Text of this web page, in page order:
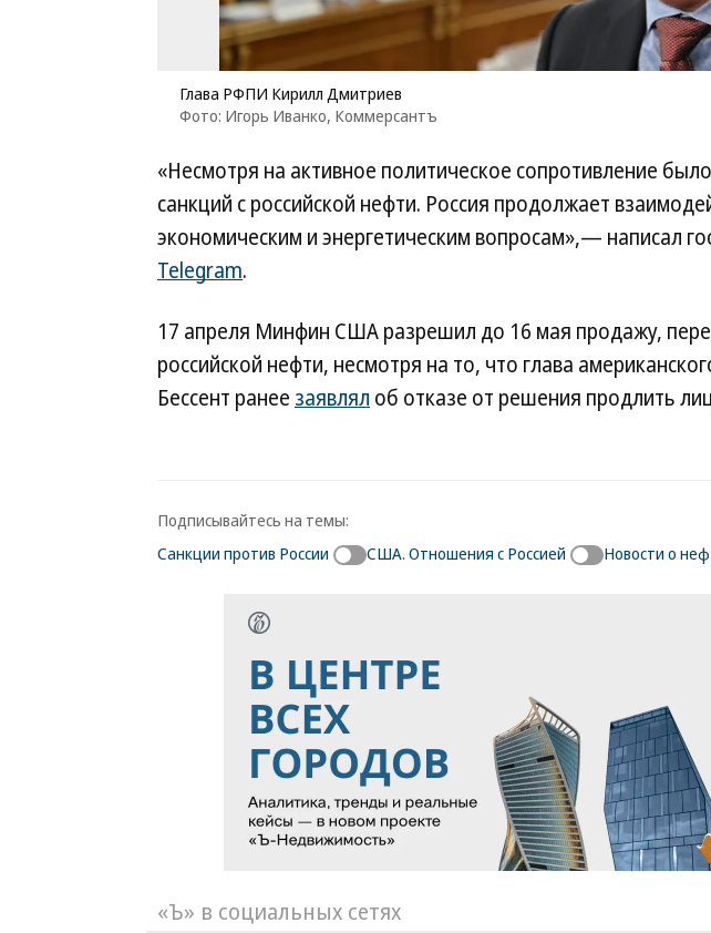
Глава РФПИ Кирилл Дмитриев
Фото: Игорь Иванко, Коммерсантъ
«Несмотря на активное политическое сопротивление
санкций с российской нефти. Россия продолжает
экономическим и энергетическим вопросам»,— написал
Telegram.
17 апреля Минфин США разрешил до 16 мая продажу,
российской нефти, несмотря на то, что глава
Бессент ранее заявлял об отказе от решения продлить
Подписывайтесь на темы:
Санкции против России
США. Отношения с Россией Новости о
«Ъ» в социальных сетях